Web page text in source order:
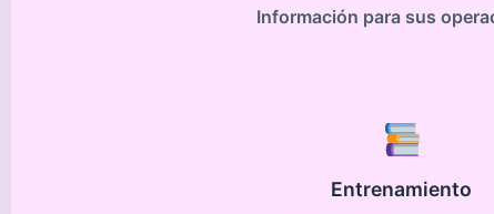
Información para sus
Entrenamiento